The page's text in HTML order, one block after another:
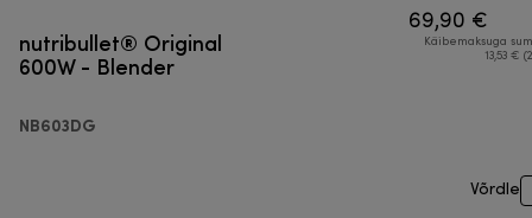
nutribullet® Original
600W - Blender
NB603DG
69,90 €
Käibemaksuga
13,53 €
Võrdle